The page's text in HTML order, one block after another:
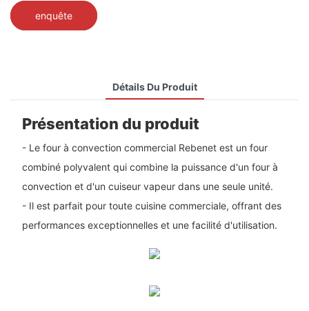
enquête
Détails Du Produit
Présentation du produit
- Le four à convection commercial Rebenet est un four
combiné polyvalent qui combine la puissance d'un four à
convection et d'un cuiseur vapeur dans une seule unité.
- Il est parfait pour toute cuisine commerciale, offrant des
performances exceptionnelles et une facilité d'utilisation.